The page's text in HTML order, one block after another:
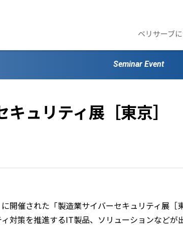
ベリサーブ
Seminar Event
ュリティ展［東京］
開催された「製造業サイバーセキュリティ展［
対策を推進するIT製品、ソリューションなど